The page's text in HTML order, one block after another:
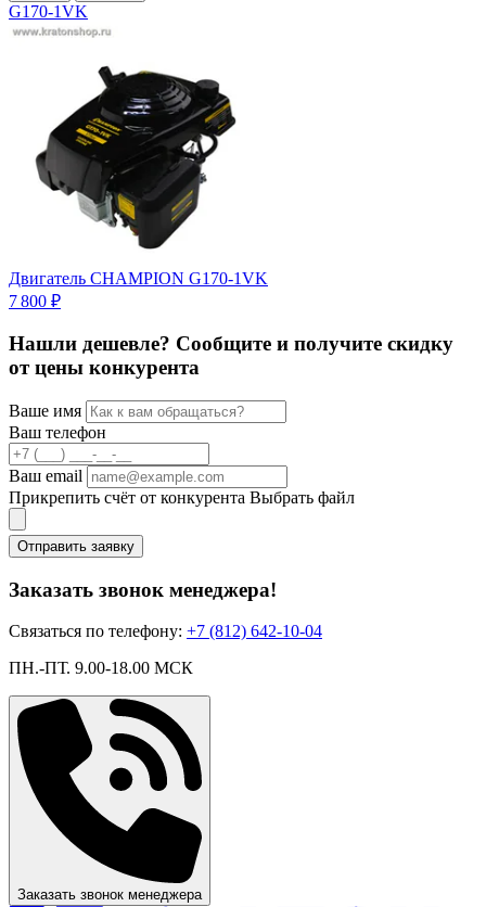
G170-1VK
Двигатель CHAMPION G170-1VK
7 800 ₽
Нашли дешевле? Сообщите и получите скидку
от цены конкурента
Ваше имя
Ваш телефон
Ваш email
Прикрепить счёт от конкурента Выбрать файл
Отправить заявку
Заказать звонок менеджера!
Связаться по телефону: +7 (812) 642-10-04
ПН.-ПТ. 9.00-18.00 МСК
Заказать звонок менеджера